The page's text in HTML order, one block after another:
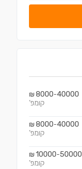
8000-40000
₪
קומפ'
8000-40000
₪
קומפ'
10000-50000
₪
קומפ'